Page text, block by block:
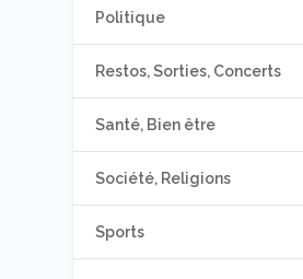
Politique
Restos, Sorties, Concerts
Santé, Bien être
Société, Religions
Sports